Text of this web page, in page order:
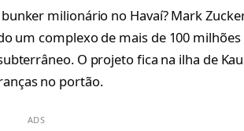
milionário no Havaí? Mark
um complexo de mais de 100
O projeto fica na ilha de
no portão.
ADS